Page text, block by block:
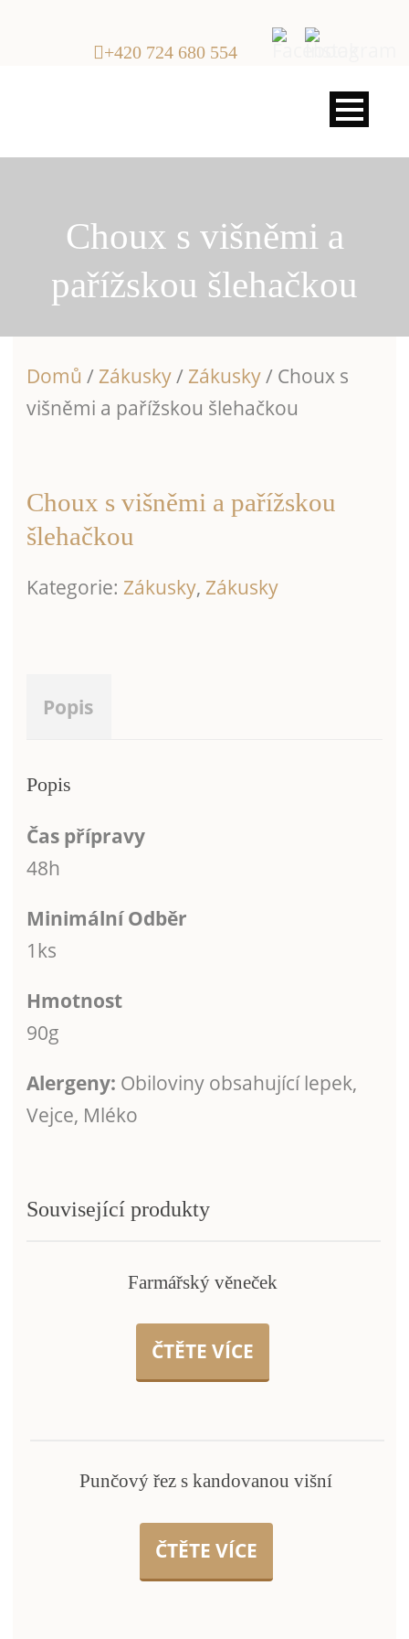
+420 724 680 554
Choux s višněmi a
pařížskou šlehačkou
Domů / Zákusky/ Zákusky/ Choux s
višněmi a pařížskou šlehačkou
Choux s višněmi a pařížskou
šlehačkou
Kategorie: Zákusky, Zákusky
Popis
Popis
Čas přípravy
48h
Minimální Odběr
1ks
Hmotnost
90g
Alergeny: Obiloviny obsahující lepek,
Vejce, Mléko
Související produkty
Farmářský věneček
ČTĚTE VÍCE
Punčový řez s kandovanou višní
ČTĚTE VÍCE